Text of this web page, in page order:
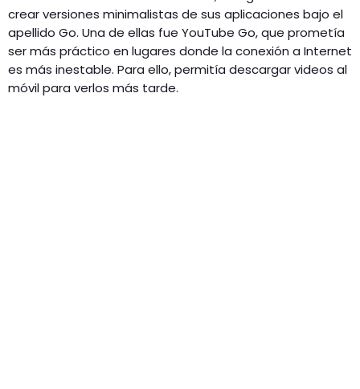
crear versiones minimalistas de sus aplicaciones bajo el
apellido Go. Una de ellas fue YouTube Go, que prometía
ser más práctico en lugares donde la conexión a Internet
es más inestable. Para ello, permitía descargar videos al
móvil para verlos más tarde.